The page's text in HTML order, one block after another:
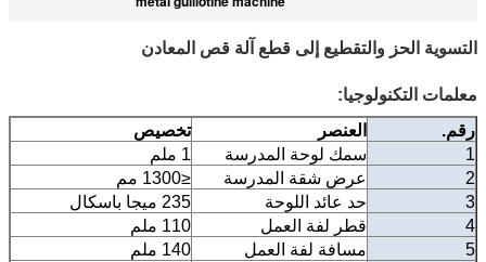
التسوية الحز والتقطيع إلى قطع آلة قص المعادن
معلمات التكنولوجيا:
رقم.
العنصر
تخصيص
1
سمك لوحة المدرسة
1 ملم
2
عرض شقة المدرسة
≤1300 مم
3
حد عائد اللوحة
235 ميجا باسكال
4
قطر لفة العمل
110 ملم
5
مسافة لفة العمل
140 ملم